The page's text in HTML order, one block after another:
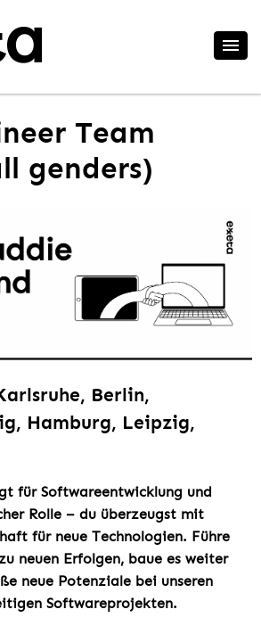
Team
genders)
Berlin,
Hamburg, Leipzig,
für Softwareentwicklung und
Rolle – du überzeugst mit
für neue Technologien. Führe
neuen Erfolgen, baue es weiter
neue Potenziale bei unseren
Softwareprojekten.